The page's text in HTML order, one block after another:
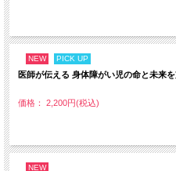
NEW PICK UP
医師が伝える 身体障がい児の命と未来
価格： 2,200円(税込)
NEW